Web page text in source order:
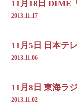
11月18日 DIME
2013.11.17
11月5日 日本テ
2013.11.06
11月8日 東海ラ
2013.11.02